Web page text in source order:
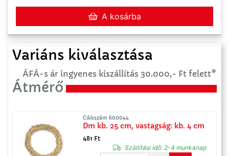
A kosárba
Variáns kiválasztása
ÁFÁ-s ár ingyenes kiszállítás 30.000,- Ft felett*
Átmérő
Cikkszám 600044
Dm kb. 25 cm, vastagság: kb. 4 cm
481 Ft
Szállítási idő:2-4 munkanap